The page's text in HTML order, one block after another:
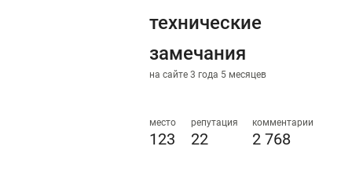
технические
замечания
на сайте 3 года 5 месяцев
место
123
репутация
22
комментарии
2 768